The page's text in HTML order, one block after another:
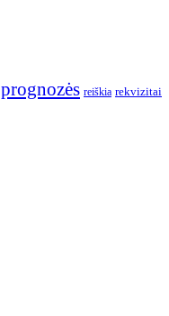
prognozės reiškia rekvizitai